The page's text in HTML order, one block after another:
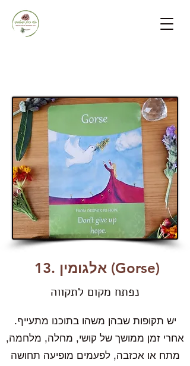
13. אלגומין (Gorse)
נפתח מקום לתקווה
יש תקופות שבהן משהו בתוכנו מתעייף.
אחרי זמן ממושך של קושי, מחלה, מלחמה,
מתח או אכזבה, לפעמים מופיעה תחושה